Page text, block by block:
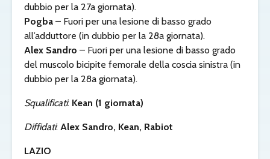
dubbio per la 27a giornata).
Pogba – Fuori per una lesione di basso grado
all’adduttore (in dubbio per la 28a giornata).
Alex Sandro – Fuori per una lesione di basso grado
del muscolo bicipite femorale della coscia sinistra (in
dubbio per la 28a giornata).
Squalificati: Kean (1 giornata)
Diffidati: Alex Sandro, Kean, Rabiot
LAZIO